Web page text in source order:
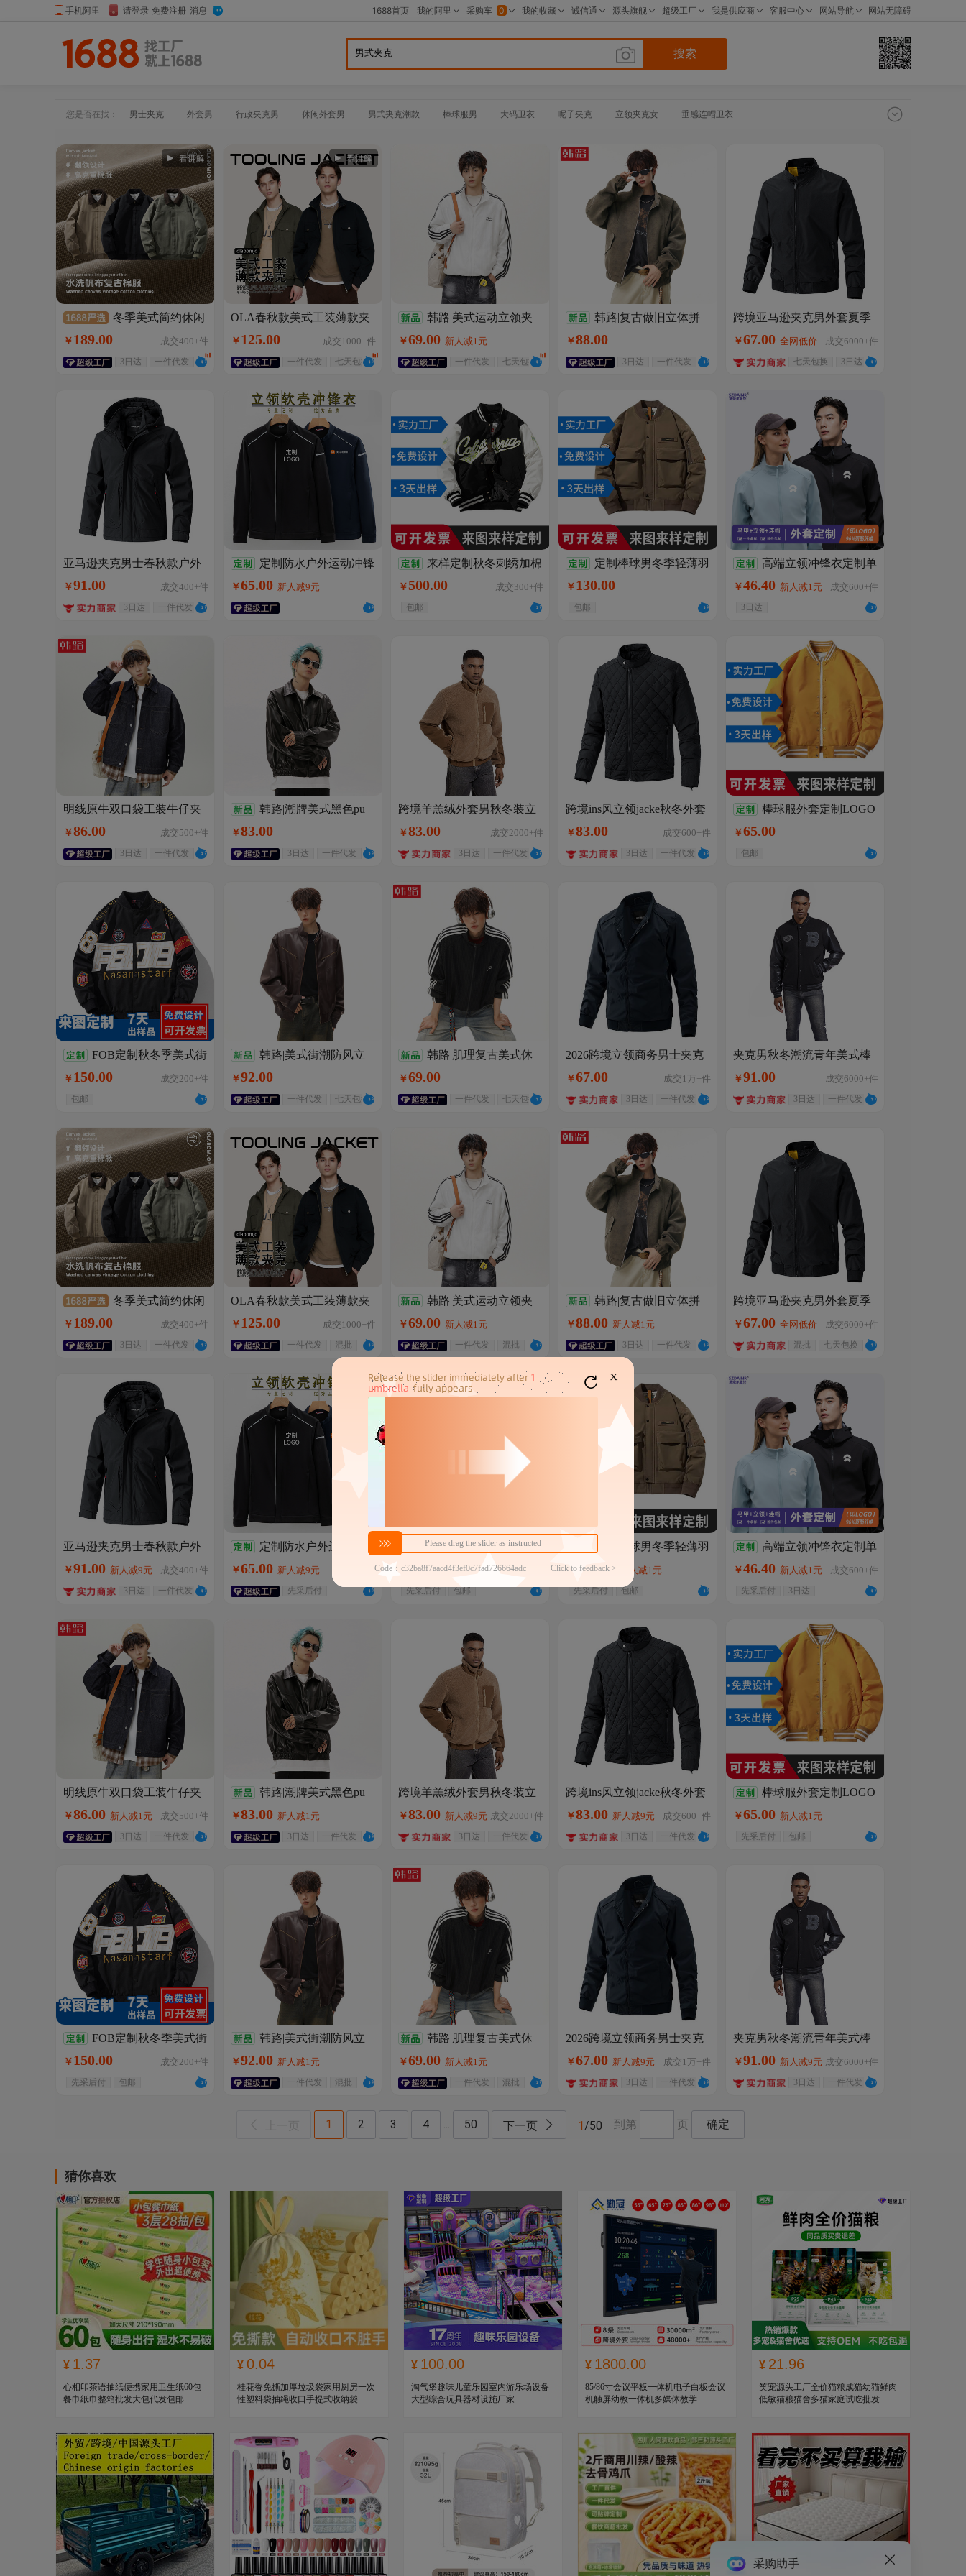
搜索
您是否在找： 男士夹克 外套男 行政夹克男 休闲外套男 男式夹克潮款 棒球服男 大码卫衣 呢子夹克 立领夹克女 垂感连帽卫衣
夹克男简约风 大码圆领卫衣
情侣卫衣加绒

冬季美式简约休闲
复古底特律男士加厚水洗高
克重帆布棉服翻领外套
￥ 189.00 成交400+件
满50元减2
3日达 一件代发
OLA春秋款美式工装薄款夹
户外高街百搭
￥ 125.00 成交 1000+件
一件代发 七天包换
韩路|美式运动立领夹
克男秋季肌理复古轻薄透气
黑白撞色休闲外套
￥69.00 新人减1元
一件代发 七天包换
韩路|复古做旧立体拼
接PU皮衣外套男秋季款潮牌
美式立领机车夹克
￥88.00
3日达 一件代发
跨境亚马逊夹克男外套夏季
休闲男装
￥67.00 成交 6000+件
全网低价
七天包换 3日达
亚马逊夹克男士春秋款户外
工装2026春款
￥91.00 成交400+件
3日达 一件代发
定制防水户外运动冲锋
衣男夹克软壳衣加绒立领外
套来图定制工作服
￥65.00 新人减9元
来样定制秋冬刺绣加棉
棒球服棉衣休闲飞行员夹克
男女加厚外套
￥ 500.00 成交 300+件
新人减1元
包邮
定制棒球男冬季轻薄羽
绒夹克美式复古飞行员工装
外套加厚订做logo
￥ 130.00
包邮
高端立领冲锋衣定制单
层软壳外套4S店工装马甲套
帽工作服印logo
￥46.40 成交 600+件
新人减1元
3日达
明线原牛双口袋工装牛仔夹
翻领宽松外套
￥86.00 成交 500+件
3日达 一件代发
韩路|潮牌美式黑色pu
皮衣外套男秋季款高街复古
情侣短宽廓形夹克
￥83.00
3日达 一件代发
跨境羊羔绒外套男秋冬装立
开衫户外男装
￥83.00 成交 2000+件
3日达 一件代发
跨境ins风立领jacke秋冬外套
绒男款潮男
￥83.00 成交 600+件
3日达 一件代发
棒球服外套定制LOGO
飞行夹克印字春秋团购工作
服刺绣秋冬工衣定做
￥65.00
包邮
FOB定制秋冬季美式街
头潮牌棒球服宽松加厚情侣
飞行员夹克外套
￥ 150.00 成交 200+件
包邮
韩路|美式街潮防风立
领PU皮衣夹克男秋季复古宽
松廓形机车服外套
￥92.00
一件代发 七天包换
韩路|肌理复古美式休
闲外套男秋季潮牌撞色拼接
轻薄透气运动夹克
￥69.00
一件代发 七天包换
2026跨境立领商务男士夹克
流外贸男装
￥67.00 成交 1万+件
3日达 一件代发
夹克男秋冬潮流青年美式棒
跨境外贸男装
￥91.00 成交 6000+件
3日达 一件代发
冬季美式简约休闲
复古底特律男士加厚水洗高
克重帆布棉服翻领外套
￥ 189.00 成交400+件
满50元减2
3日达 一件代发
OLA春秋款美式工装薄款夹
户外高街百搭
￥ 125.00 成交 1000+件
满50元减2
一件代发 混批
韩路|美式运动立领夹
克男秋季肌理复古轻薄透气
黑白撞色休闲外套
￥69.00 新人减1元
一件代发 混批
韩路|复古做旧立体拼
接PU皮衣外套男秋季款潮牌
美式立领机车夹克
￥88.00 新人减1元
3日达 一件代发
跨境亚马逊夹克男外套夏季
休闲男装
￥67.00 成交 6000+件
全网低价
混批 七天包换
亚马逊夹克男士春秋款户外
工装2026春款
￥91.00 成交400+件
新人减9元
3日达 一件代发
定制防水户外运动冲锋
衣男夹克软壳衣加绒立领外
套来图定制工作服
￥65.00 新人减9元
先采后付
来样定制秋冬刺绣加棉
棒球服棉衣休闲飞行员夹克
男女加厚外套
￥500.00 成交300+
新人减1元
先采后付 包邮
定制棒球男冬季轻薄羽
绒夹克美式复古飞行员工装
外套加厚订做logo
￥130.00 新人减1元
先采后付 包邮
高端立领冲锋衣定制单
层软壳外套4S店工装马甲套
帽工作服印logo
￥46.40 成交 600+件
新人减1元
先采后付 3日达
明线原牛双口袋工装牛仔夹
翻领宽松外套
￥86.00 成交 500+件
新人减1元
3日达 一件代发
韩路|潮牌美式黑色pu
皮衣外套男秋季款高街复古
情侣短宽廓形夹克
￥83.00 新人减1元
3日达 一件代发
跨境羊羔绒外套男秋冬装立
开衫户外男装
￥83.00 成交 2000+件
新人减9元
3日达 一件代发
跨境ins风立领jacke秋冬外套
绒男款潮男
￥83.00 成交 600+件
新人减9元
3日达 一件代发
棒球服外套定制LOGO
飞行夹克印字春秋团购工作
服刺绣秋冬工衣定做
￥65.00 新人减1元
先采后付 包邮
FOB定制秋冬季美式街
头潮牌棒球服宽松加厚情侣
飞行员夹克外套
￥ 150.00 成交 200+件
新人减1元
先采后付 包邮
韩路|美式街潮防风立
领PU皮衣夹克男秋季复古宽
松廓形机车服外套
￥92.00 新人减1元
一件代发 混批
韩路|肌理复古美式休
闲外套男秋季潮牌撞色拼接
轻薄透气运动夹克
￥69.00 新人减1元
一件代发 混批
2026跨境立领商务男士夹克
流外贸男装
￥67.00 成交 1万+件
新人减9元
3日达 一件代发
夹克男秋冬潮流青年美式棒
跨境外贸男装
￥91.00 成交 6000+件
新人减9元
3日达 一件代发
1 2 3 4 ... 50 下一页 1 /50 到第 页 确定
猜你喜欢
¥ 1.37
心相印茶语抽纸便携家用卫生纸60包
餐巾纸巾整箱批发大包代发包邮
¥ 0.04
桂花香免撕加厚垃圾袋家用厨房一次
性塑料袋抽绳收口手提式收纳袋
¥ 100.00
淘气堡趣味儿童乐园室内游乐场设备
大型综合玩具器材设施厂家
¥ 1800.00
85/86寸会议平板一体机电子白板会议
机触屏幼教一体机多媒体教学
¥ 21.96
笑宠源头工厂全价猫粮成猫幼猫鲜肉
低敏猫粮猫舍多猫家庭试吃批发
采购助手
X